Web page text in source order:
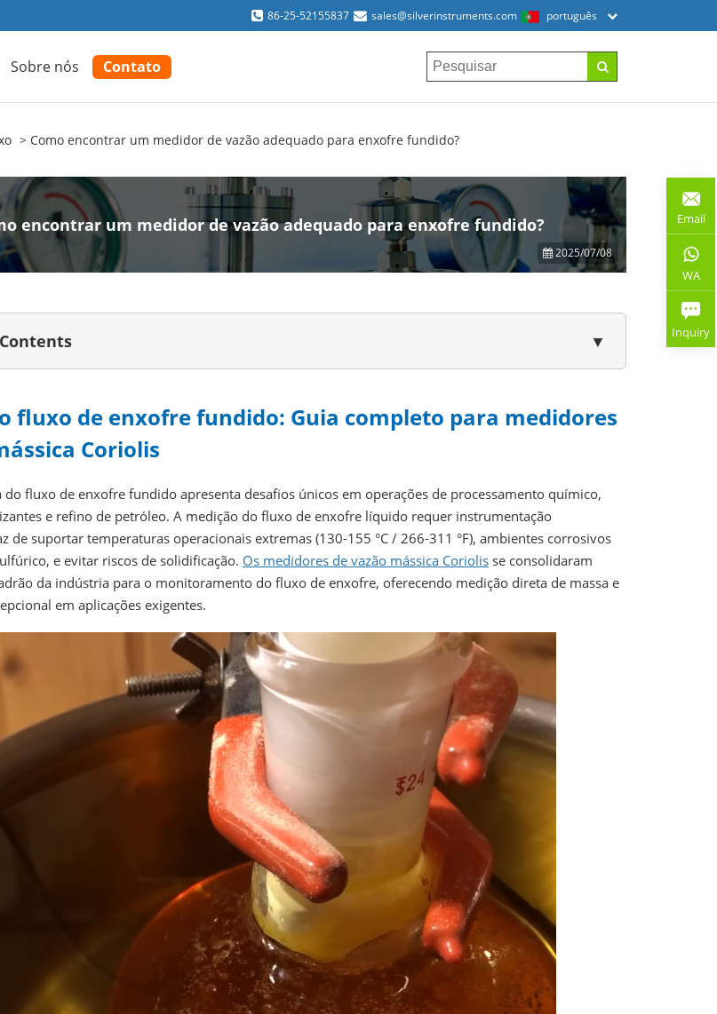
86-25-52155837 sales@silverinstruments.com português
Sobre nós Contato
Como encontrar um medidor de vazão adequado para enxofre fundido?
encontrar um medidor de vazão adequado para enxofre fundido?
2025/07/08
▼
fluxo de enxofre fundido: Guia completo para medidores
Coriolis
do fluxo de enxofre fundido apresenta desafios únicos em operações de processamento químico,
e refino de petróleo. A medição do fluxo de enxofre líquido requer instrumentação
de suportar temperaturas operacionais extremas (130-155 °C / 266-311 °F), ambientes corrosivos
e evitar riscos de solidificação. Os medidores de vazão mássica Coriolisse consolidaram
da indústria para o monitoramento do fluxo de enxofre, oferecendo medição direta de massa e
em aplicações exigentes.
Email
WA
Inquiry